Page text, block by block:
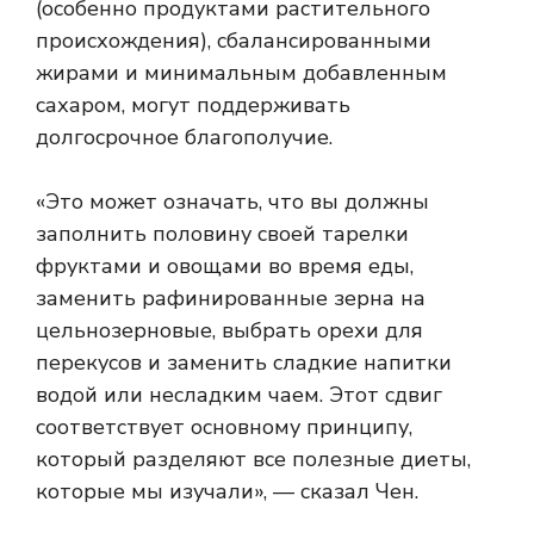
(особенно продуктами растительного
происхождения), сбалансированными
жирами и минимальным добавленным
сахаром, могут поддерживать
долгосрочное благополучие.
«Это может означать, что вы должны
заполнить половину своей тарелки
фруктами и овощами во время еды,
заменить рафинированные зерна на
цельнозерновые, выбрать орехи для
перекусов и заменить сладкие напитки
водой или несладким чаем. Этот сдвиг
соответствует основному принципу,
который разделяют все полезные диеты,
которые мы изучали», — сказал Чен.